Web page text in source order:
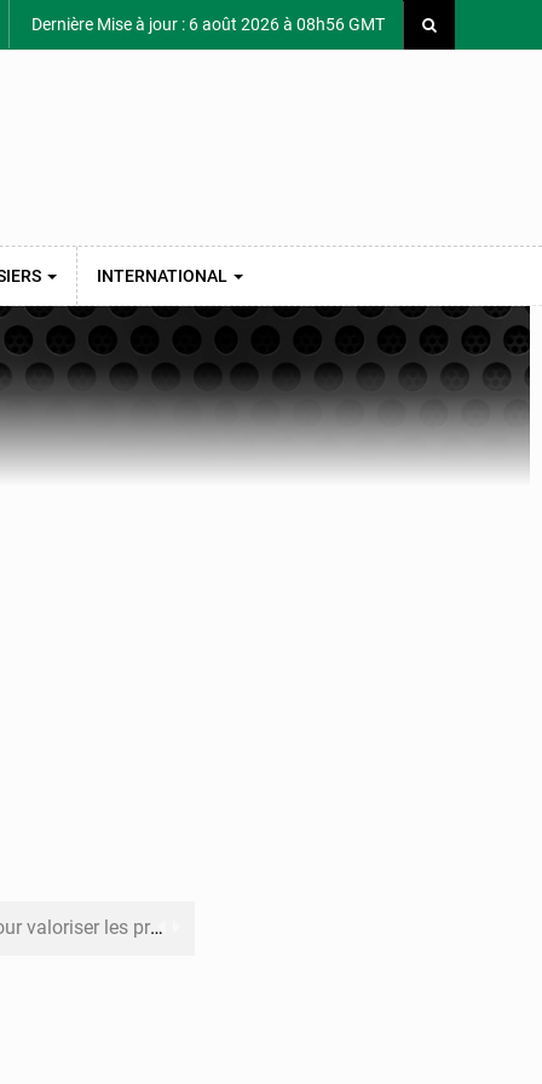
Dernière Mise à jour : 6 août 2026 à 08h56 GMT
INTERNATIONAL
forestiers non ligneux
sa feuille de route